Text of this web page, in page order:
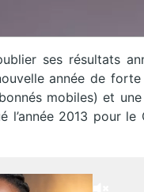
ses résultats
année de
mobiles) et
l’année 2013 pour le